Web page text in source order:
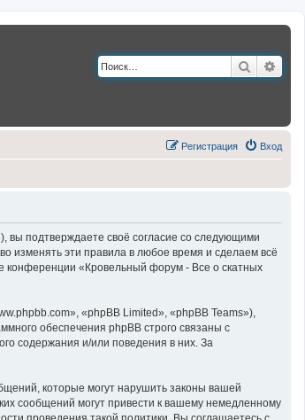
Поиск
Вход
Регистрация
подтверждаете своё согласие со следующими
изменять эти правила в любое время и сделаем всё
конференции «Кровельный форум - Все о скатных
«phpBB Limited», «phpBB Teams»),
обеспечения phpBB строго связаны с
содержания и/или поведения в них. За
которые могут нарушить законы вашей
сообщений могут привести к вашему немедленному